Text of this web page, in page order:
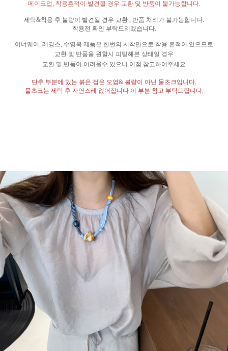
메이크업, 착용흔적이 발견될 경우 교환 및 반품이 불가능합니다.
세탁&착용 후 불량이 발견될 경우 교환 , 반품 처리가 불가능합니다.
착용전 확인 부탁드리겠습니다.
이너웨어, 레깅스, 수영복 제품은 한번의 시착만으로 착용 흔적이 있으므로
교환 및 반품을 원할시 피팅해본 상태일 경우
교환 및 반품이 어려울수 있으니 이점 참고하여주세요
단추 부분에 있는 붉은 점은 오염& 불량이 아닌 물초크입니다.
물초크는 세탁 후 자연스레 없어집니다 이 부분 참고 부탁드립니다.